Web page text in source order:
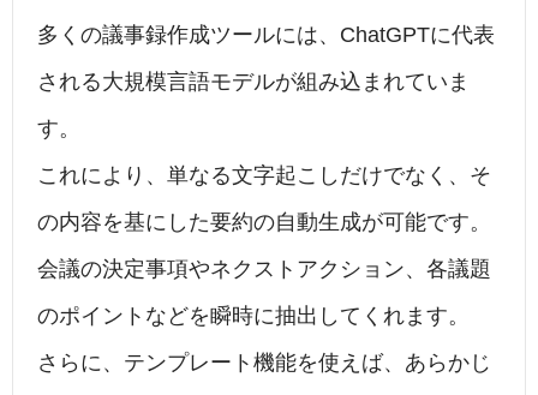
多くの議事録作成ツールには、ChatGPTに代表
される大規模言語モデルが組み込まれていま
す。
これにより、単なる文字起こしだけでなく、そ
の内容を基にした要約の自動生成が可能です。
会議の決定事項やネクストアクション、各議題
のポイントなどを瞬時に抽出してくれます。
さらに、テンプレート機能を使えば、あらかじ